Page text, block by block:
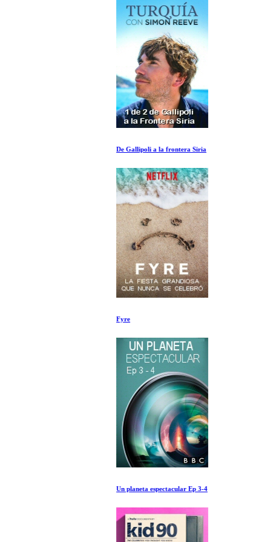
De Gallipoli a la frontera Siria
Un planeta espectacular Ep 3-4